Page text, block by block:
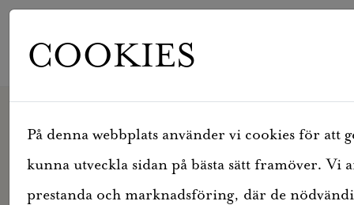
OBJEKTSDETALJ
OBJEKTSDETALJ
COOKIES
På denna webbplats använder vi cookies för att
kunna utveckla sidan på bästa sätt framöver.
prestanda och marknadsföring, där de